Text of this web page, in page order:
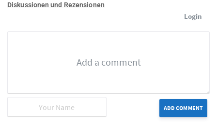
Diskussionen und Rezensionen
Login
ADD COMMENT